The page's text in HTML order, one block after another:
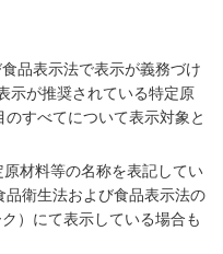
品表示法で表示が義務づけ
示が推奨されている特定原
すべてについて表示対象と
原材料等の名称を表記してい
品衛生法および食品表示法の
）にて表示している場合も